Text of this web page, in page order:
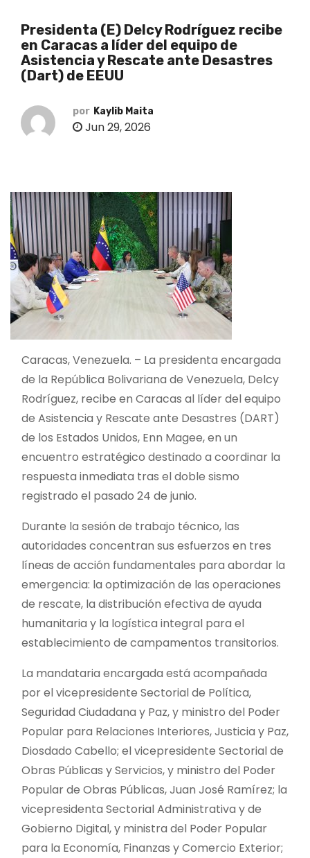
Presidenta (E) Delcy Rodríguez recibe
en Caracas a líder del equipo de
Asistencia y Rescate ante Desastres
(Dart) de EEUU
por Kaylib Maita
Jun 29, 2026
Caracas, Venezuela. – La presidenta encargada
de la República Bolivariana de Venezuela, Delcy
Rodríguez, recibe en Caracas al líder del equipo
de Asistencia y Rescate ante Desastres (DART)
de los Estados Unidos, Enn Magee, en un
encuentro estratégico destinado a coordinar la
respuesta inmediata tras el doble sismo
registrado el pasado 24 de junio.
Durante la sesión de trabajo técnico, las
autoridades concentran sus esfuerzos en tres
líneas de acción fundamentales para abordar la
emergencia: la optimización de las operaciones
de rescate, la distribución efectiva de ayuda
humanitaria y la logística integral para el
establecimiento de campamentos transitorios.
La mandataria encargada está acompañada
por el vicepresidente Sectorial de Política,
Seguridad Ciudadana y Paz, y ministro del Poder
Popular para Relaciones Interiores, Justicia y Paz,
Diosdado Cabello; el vicepresidente Sectorial de
Obras Públicas y Servicios, y ministro del Poder
Popular de Obras Públicas, Juan José Ramírez; la
vicepresidenta Sectorial Administrativa y de
Gobierno Digital, y ministra del Poder Popular
para la Economía, Finanzas y Comercio Exterior;